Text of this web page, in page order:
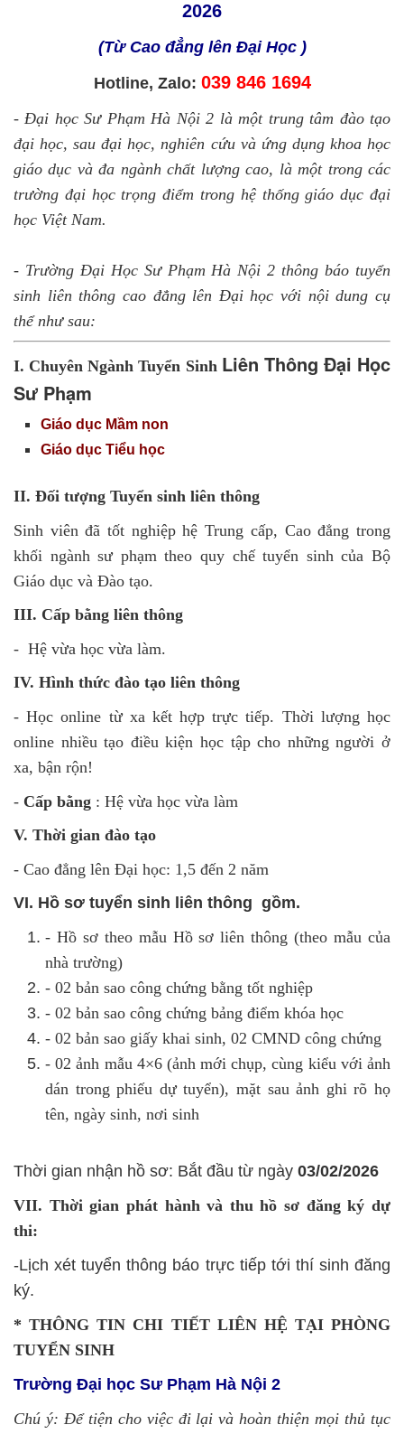
2026
(Từ Cao đẳng lên Đại Học )
Hotline, Zalo: 039 846 1694
- Đại học Sư Phạm Hà Nội 2 là một trung tâm đào tạo
đại học, sau đại học, nghiên cứu và ứng dụng khoa học
giáo dục và đa ngành chất lượng cao, là một trong các
trường đại học trọng điểm trong hệ thống giáo dục đại
học Việt Nam.
- TrườngĐại Học Sư Phạm Hà Nội 2 thông báo tuyển
sinh liên thông cao đẳng lên Đại học với nội dung cụ
thể như sau:
I. Chuyên Ngành Tuyển Sinh Liên Thông Đại Học
Sư Phạm
Giáo dục Mầm non
Giáo dục Tiểu học
II. Đối tượng Tuyển sinh liên thông
Sinh viên đã tốt nghiệp hệ Trung cấp, Cao đẳng trong
khối ngành sư phạm theo quy chế tuyển sinh của Bộ
Giáo dục và Đào tạo.
III. Cấp bằng liên thông
- Hệ vừa học vừa làm.
IV. Hình thức đào tạo liên thông
- Học online từ xa kết hợp trực tiếp. Thời lượng học
online nhiều tạo điều kiện học tập cho những người ở
xa, bận rộn!
- Cấp bằng : Hệ vừa học vừa làm
V. Thời gian đào tạo
- Cao đẳng lên Đại học: 1,5 đến 2 năm
VI. Hồ sơ tuyển sinh liên thông gồm.
- Hồ sơ theo mẫu Hồ sơ liên thông (theo mẫu của
nhà trường)
- 02 bản sao công chứng bằng tốt nghiệp
- 02 bản sao công chứng bảng điểm khóa học
- 02 bản sao giấy khai sinh, 02 CMND công chứng
- 02 ảnh mẫu 4×6 (ảnh mới chụp, cùng kiểu với ảnh
dán trong phiếu dự tuyển), mặt sau ảnh ghi rõ họ
tên, ngày sinh, nơi sinh
Thời gian nhận hồ sơ: Bắt đầu từ ngày 03/02/2026
VII. Thời gian phát hành và thu hồ sơ đăng ký dự
thi:
-Lịch xét tuyển thông báo trực tiếp tới thí sinh đăng
ký.
* THÔNG TIN CHI TIẾT LIÊN HỆ TẠI PHÒNG
TUYỂN SINH
Trường Đại học Sư Phạm Hà Nội 2
Chú ý: Để tiện cho việc đi lại và hoàn thiện mọi thủ tục